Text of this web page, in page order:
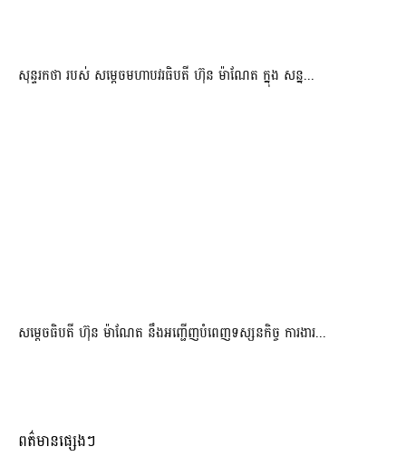
សុន្ទរកថា របស់ សម្ដេចមហាបវរធិបតី ហ៊ុន ម៉ាណែត ក្នុង សន្ន...
សម្តេចធិបតី ហ៊ុន ម៉ាណែត នឹងអញ្ជើញបំពេញទស្សនកិច្ច ការងារ...
ពត៌មានផ្សេងៗ